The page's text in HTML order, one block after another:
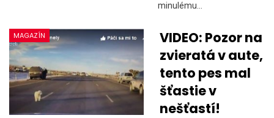
minulému…
MAGAZÍN
VIDEO: Pozor na
zvieratá v aute,
tento pes mal
šťastie v
nešťastí!